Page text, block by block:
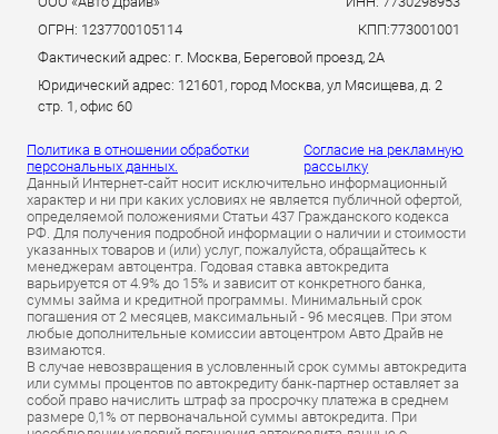
ОГРН: 1237700105114
КПП:773001001
Фактический адрес: г. Москва, Береговой проезд, 2А
Юридический адрес: 121601, город Москва, ул Мясищева, д. 2
стр. 1, офис 60
Политика в отношении обработки
персональных данных.
Согласие на рекламную
рассылку
Данный Интернет-сайт носит исключительно информационный
характер и ни при каких условиях не является публичной офертой,
определяемой положениями Статьи 437 Гражданского кодекса
РФ. Для получения подробной информации о наличии и стоимости
указанных товаров и (или) услуг, пожалуйста, обращайтесь к
менеджерам автоцентра. Годовая ставка автокредита
варьируется от 4.9% до 15% и зависит от конкретного банка,
суммы займа и кредитной программы. Минимальный срок
погашения от 2 месяцев, максимальный - 96 месяцев. При этом
любые дополнительные комиссии автоцентром Авто Драйв не
взимаются.
В случае невозвращения в условленный срок суммы автокредита
или суммы процентов по автокредиту банк-партнер оставляет за
собой право начислить штраф за просрочку платежа в среднем
размере 0,1% от первоначальной суммы автокредита. При